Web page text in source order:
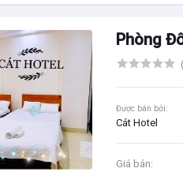
Phòng
Được bán bởi:
Cát Hotel
Giá bán: